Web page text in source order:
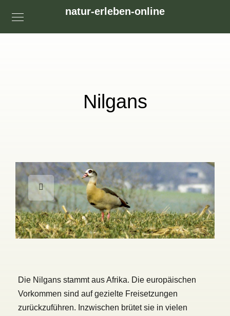
natur-erleben-online
Nilgans
Die Nilgans stammt aus Afrika. Die europäischen
Vorkommen sind auf gezielte Freisetzungen
zurückzuführen. Inzwischen brütet sie in vielen